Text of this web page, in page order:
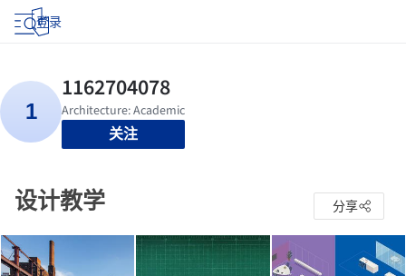
登录
关注
设计教学 分享